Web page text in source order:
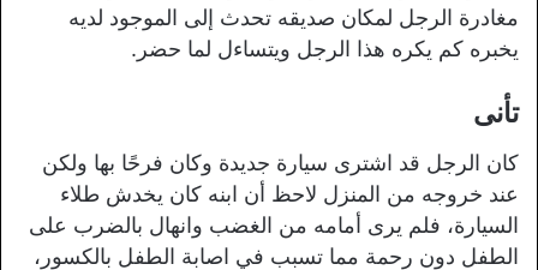
مغادرة الرجل لمكان صديقه تحدث إلى الموجود لديه
يخبره كم يكره هذا الرجل ويتساءل لما حضر.
تأنى
كان الرجل قد اشترى سيارة جديدة وكان فرحًا بها ولكن
عند خروجه من المنزل لاحظ أن ابنه كان يخدش طلاء
السيارة، فلم يرى أمامه من الغضب وانهال بالضرب على
الطفل دون رحمة مما تسبب في اصابة الطفل بالكسور،